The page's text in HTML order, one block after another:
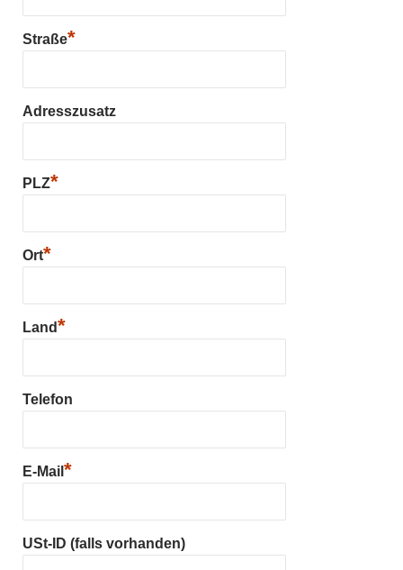
Straße*
Adresszusatz
PLZ*
Ort*
Land*
Telefon
E-Mail *
USt-ID (falls vorhanden)